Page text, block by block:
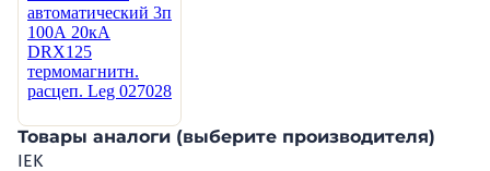
Товары аналоги (выберите производителя)
IEK